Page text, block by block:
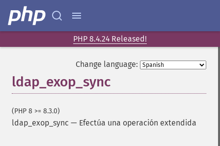
PHP 8.4.24 Released!
Change language:
ldap_exop_sync
(PHP 8 >= 8.3.0)
ldap_exop_sync — Efectúa una operación extendida